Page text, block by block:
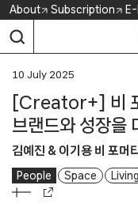
Skip
content
About Subscription
10 July 2025
[Creator+] 비
브랜드와 성장을
김예진 & 이기용 비 포머
People Space Living